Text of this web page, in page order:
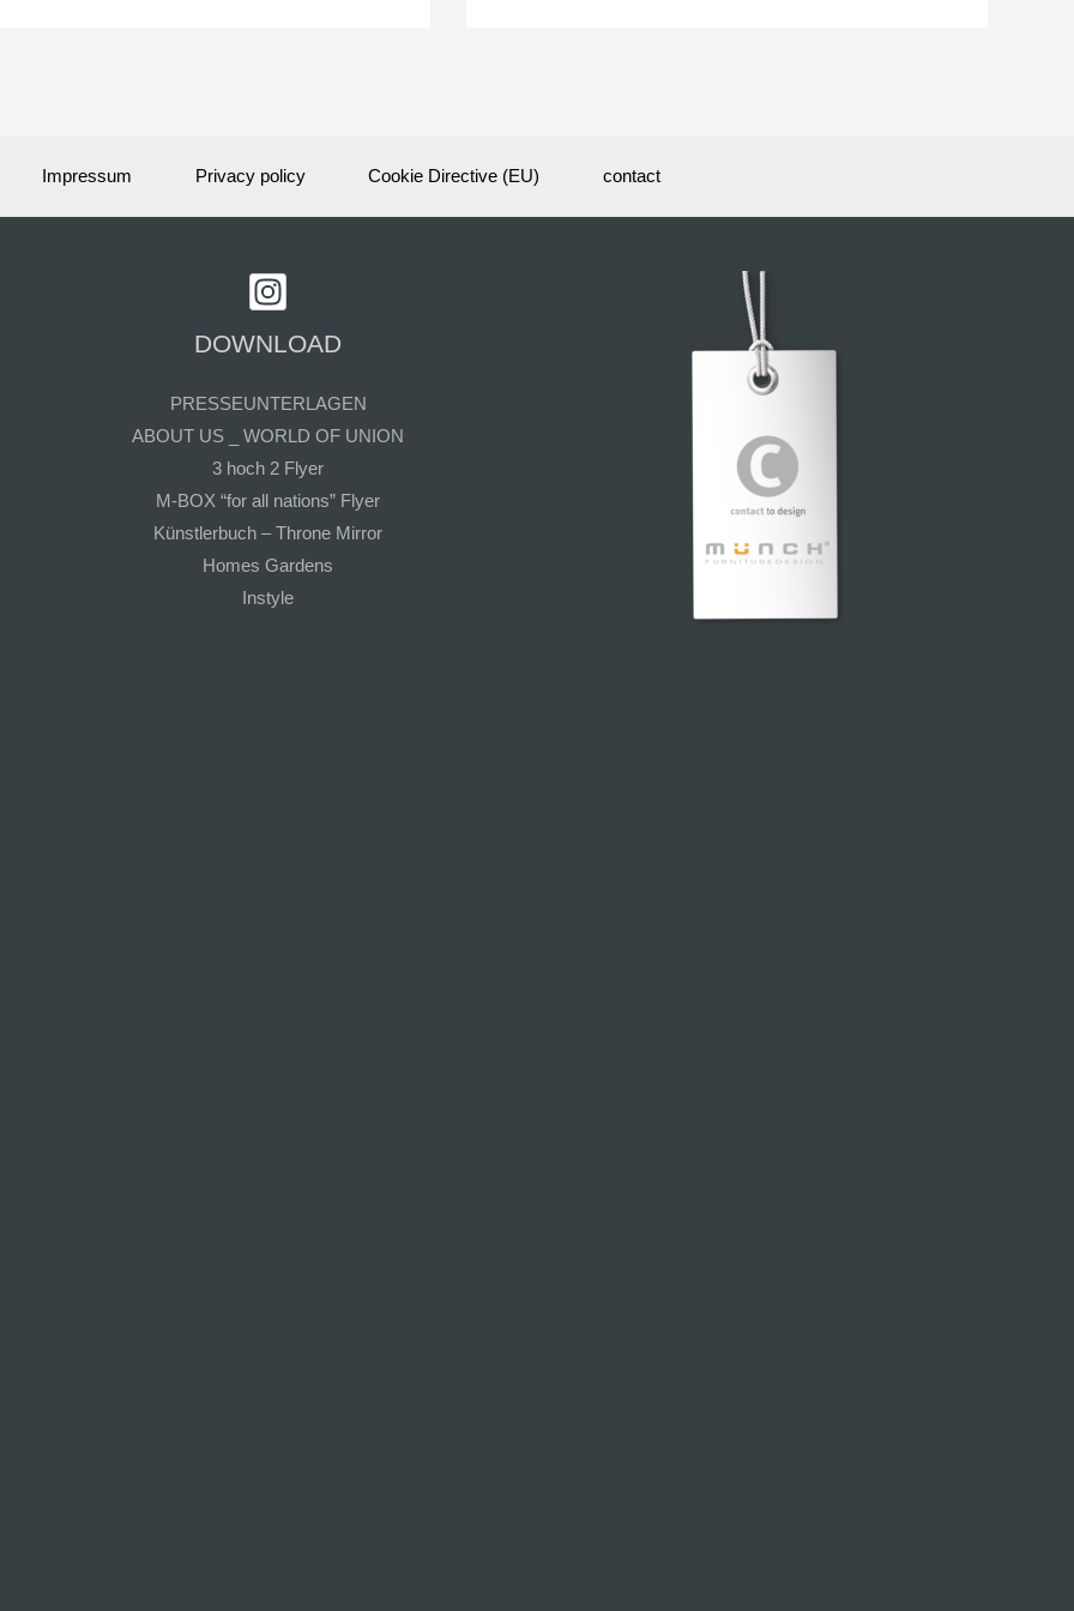
Impressum Privacy policy Cookie Directive (EU) contact
DOWNLOAD
PRESSEUNTERLAGEN
ABOUT US _ WORLD OF UNION
3 hoch 2 Flyer
M-BOX “for all nations” Flyer
Künstlerbuch – Throne Mirror
Homes Gardens
Instyle